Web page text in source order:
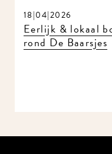
18|04|2026
Eerlijk & lokaal
rond De Baarsjes